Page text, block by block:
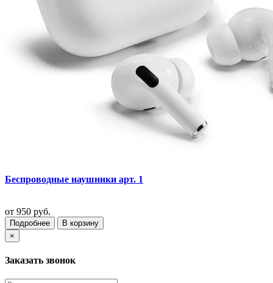
Беспроводные наушники арт. 1
от 950 руб.
Подробнее
В корзину
×
Заказать звонок